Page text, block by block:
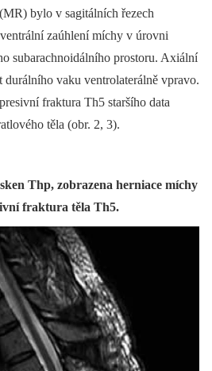
bylo v sagitálních řezech
zaúhlení míchy v úrovni
subarachnoidálního prostoru. Axiální
durálního vaku ventrolaterálně vpravo.
fraktura Th5 staršího data
těla (obr. 2, 3).
Thp, zobrazena herniace míchy
fraktura těla Th5.